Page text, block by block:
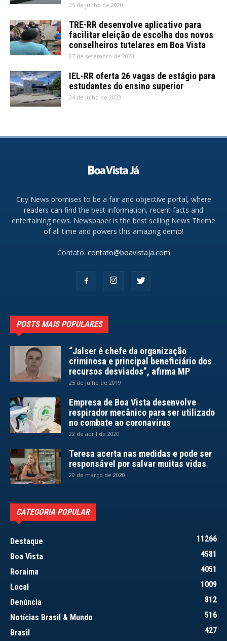
25 de junho de 2020
TRE-RR desenvolve aplicativo para
facilitar eleição de escolha dos novos
conselheiros tutelares em Boa Vista
27 de setembro de 2023
IEL-RR oferta 26 vagas de estágio para
estudantes do ensino superior
24 de julho de 2023
City News promises to be a fair and objective portal, where
readers can find the best information, recent facts and
entertaining news. Newspaper is the best selling News Theme
of all time and powers this amazing demo!
Contato: contato@boavistaja.com
POSTS MAIS POPULARES
“Jalser é chefe da organização
criminosa e principal beneficiário dos
recursos desviados”, afirma MP
25 de julho de 2019
Empresa de Boa Vista desenvolve
respirador mecânico para ser utilizado
no combate ao coronavírus
22 de abril de 2020
Teresa acerta nas medidas e pode ser
responsável por salvar muitas vidas
20 de março de 2020
CATEGORIA POPULAR
Destaque
11266
Boa Vista
4581
Roraima
4051
Local
1009
Denúncia
812
Notícias Brasil & Mundo
516
Brasil
427